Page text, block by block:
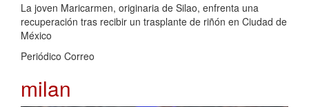
La joven Maricarmen, originaria de Silao, enfrenta una
recuperación tras recibir un trasplante de riñón en Ciudad de
México
Periódico Correo
milan